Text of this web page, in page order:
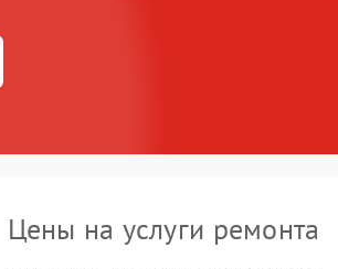
Цены на услуги ремонта